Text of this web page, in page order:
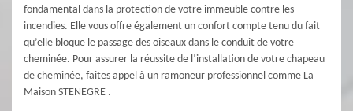
fondamental dans la protection de votre immeuble contre les
incendies. Elle vous offre également un confort compte tenu du fait
qu’elle bloque le passage des oiseaux dans le conduit de votre
cheminée. Pour assurer la réussite de l’installation de votre chapeau
de cheminée, faites appel à un ramoneur professionnel comme La
Maison STENEGRE .